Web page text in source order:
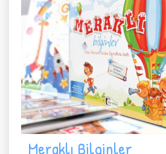
Meraklı Bilginler